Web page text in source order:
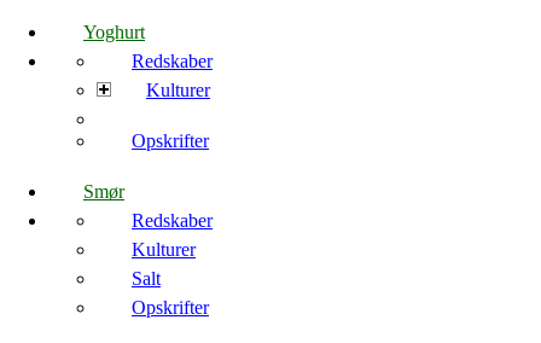
Yoghurt
Redskaber
Kulturer
Opskrifter
Smør
Redskaber
Kulturer
Salt
Opskrifter